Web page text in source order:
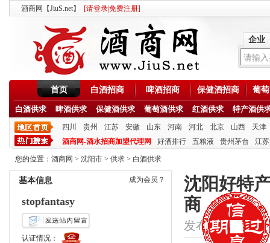
酒商网【JiuS.net】 [请登录免费注册]
企业
首页 白酒招商 啤酒招商 保健酒招商 葡
白酒供求 啤酒供求 保健酒供求 葡萄酒供求 红酒供求 特产酒供
四川 贵州 江苏 安徽 山东 河南 河北 北京 山西
天津
酒商网-酒水招商加盟代理网
好酒排行 五粮液 贵州茅台 江
您的位置： 酒商网 > 沈阳市 > 供求 > 白酒供求
成为会员？
基本信息
stopfantasy
认证情况：
沈阳好特
商
发布时间：